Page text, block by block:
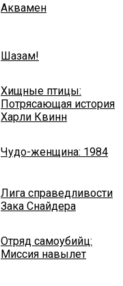
Аквамен
Шазам!
Хищные птицы:
Потрясающая история
Харли Квинн
Чудо-женщина: 1984
Лига справедливости
Зака Снайдера
Отряд самоубийц:
Миссия навылет